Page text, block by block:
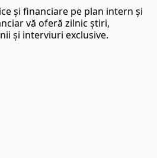
şi financiare pe plan intern şi
vă oferă zilnic ştiri,
şi interviuri exclusive.